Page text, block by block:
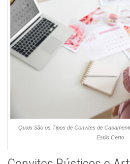
Quais São os Tipos de Convites de
Estilo Certo